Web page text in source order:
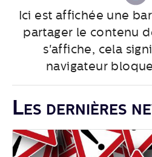
Ici est affichée une
partager le contenu
s'affiche, cela
navigateur
Les dernières